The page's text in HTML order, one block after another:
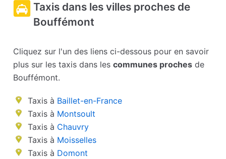
Taxis dans les villes proches de
Bouffémont
Cliquez sur l'un des liens ci-dessous pour en savoir
plus sur les taxis dans lescommunes proches de
Bouffémont.
Taxis à Baillet-en-France
Taxis à Montsoult
Taxis à Chauvry
Taxis à Moisselles
Taxis à Domont